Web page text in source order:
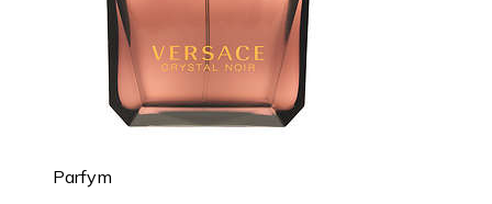
Parfym